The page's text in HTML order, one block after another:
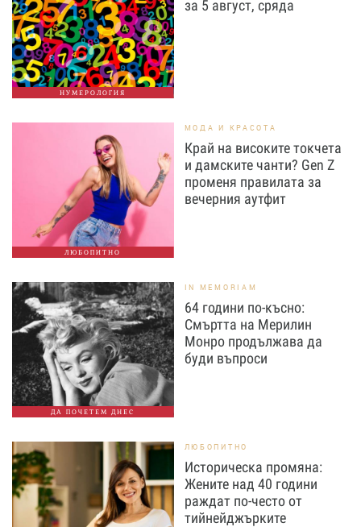
НУМЕРОЛОГИЯ
за 5 август, сряда
ЛЮБОПИТНО
МОДА И КРАСОТА
Край на високите токчета
и дамските чанти? Gen Z
променя правилата за
вечерния аутфит
ДА ПОЧЕТЕМ ДНЕС
IN MEMORIAM
64 години по-късно:
Смъртта на Мерилин
Монро продължава да
буди въпроси
ЛЮБОПИТНО
Историческа промяна:
Жените над 40 години
раждат по-често от
тийнейджърките